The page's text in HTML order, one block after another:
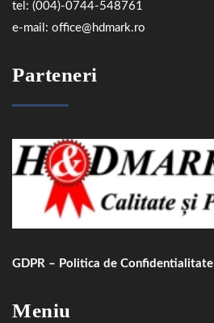
tel: (004)-0744-548761
e-mail: office@hdmark.ro
Parteneri
GDPR – Politica de Confidentialitate
Meniu